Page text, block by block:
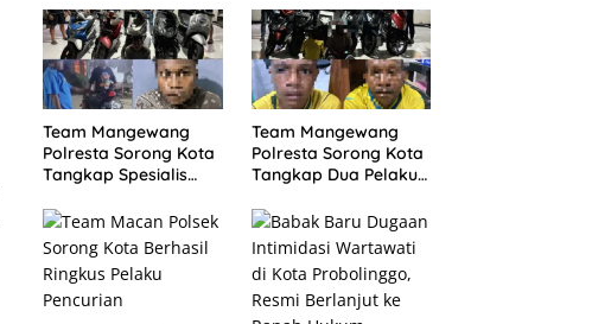
Cap Tikus Diamankan
SETELAH SIDANG
TUNTUTAN DITUNDA
Team Mangewang
Polresta Sorong Kota
Tangkap Spesialis
Akui Curi 29 Sepeda
Motor
Team Mangewang
Polresta Sorong Kota
Tangkap Dua Pelaku
Sepeda Motor
Diamankan